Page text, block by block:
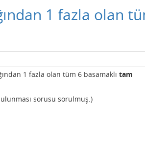
1 fazla olan
1 fazla olan tüm 6 basamaklı tam
sorusu sorulmuş.)